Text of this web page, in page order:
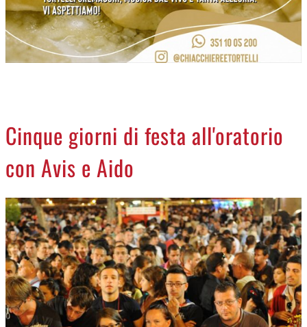
ACCEDI
Cinque giorni di festa all'oratorio
con Avis e Aido